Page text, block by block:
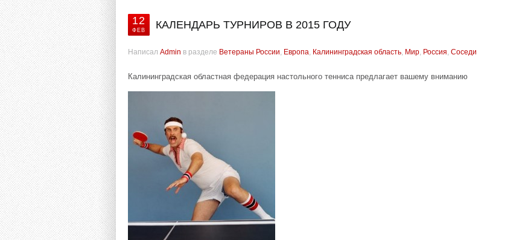
12
ФЕВ КАЛЕНДАРЬ ТУРНИРОВ В 2015 ГОДУ
Написал Admin в разделе Ветераны России, Европа, Калининградская область, Мир, Россия, Соседи
Калининградская областная федерация настольного тенниса предлагает вашему вниманию